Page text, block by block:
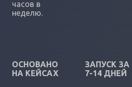
часов в
неделю.
ОСНОВАНО
НА КЕЙСАХ
ЗАПУСК ЗА
7-14 ДНЕЙ